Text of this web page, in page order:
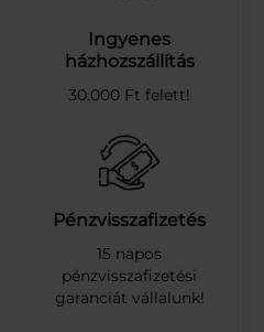
Ingyenes
házhozszállítás
30.000 Ft felett!
Pénzvisszafizetés
15 napos
pénzvisszafizetési
garanciát vállalunk!